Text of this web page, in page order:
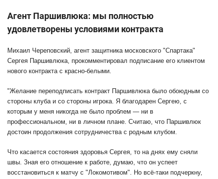
Агент Паршивлюка: мы полностью
удовлетворены условиями контракта
Михаил Череповский, агент защитника московского "Спартака"
Сергея Паршивлюка, прокомментировал подписание его клиентом
нового контракта с красно-белыми.
"Желание переподписать контракт Паршивлюка было обоюдным со
стороны клуба и со стороны игрока. Я благодарен Сергею, с
которым у меня никогда не было проблем — ни в
профессиональном, ни в личном плане. Считаю, что Паршивлюк
достоин продолжения сотрудничества с родным клубом.
Что касается состояния здоровья Сергея, то на днях ему сняли
швы. Зная его отношение к работе, думаю, что он успеет
восстановиться к матчу с "Локомотивом". Но всё-таки подчеркну,